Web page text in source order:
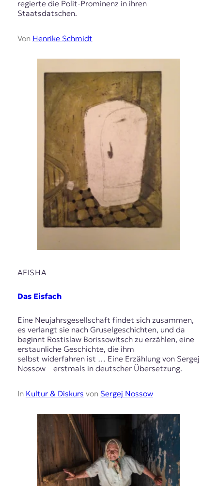
regierte die Polit-Prominenz in ihren
Staatsdatschen.
Von Henrike Schmidt
AFISHA
Das Eisfach
Eine Neujahrsgesellschaft findet sich zusammen,
es verlangt sie nach Gruselgeschichten, und da
beginnt Rostislaw Borissowitsch zu erzählen, eine
erstaunliche Geschichte, die ihm
selbst widerfahren ist … Eine Erzählung von Sergej
Nossow – erstmals in deutscher Übersetzung.
In Kultur & Diskurs von Sergej Nossow